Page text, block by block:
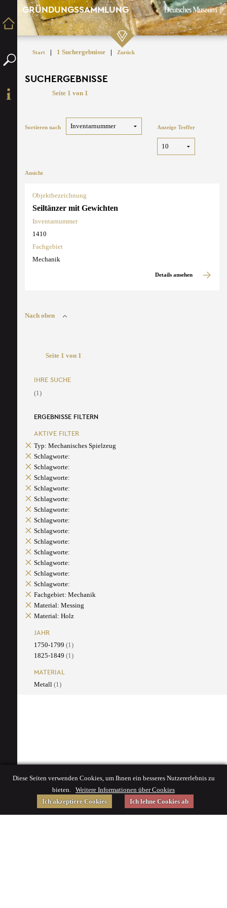
GRÜNDUNGSSAMMLUNG
Start | 1 Suchergebnisse | Zurück
SUCHERGEBNISSE
Seite 1 von 1
Sortieren nach Anzeige Treffer
Ansicht
Objektbezeichnung
Seiltänzer mit Gewichten
Inventarnummer
1410
Fachgebiet
Mechanik
Details ansehen
Nach oben
Seite 1 von 1
IHRE SUCHE
(1)
ERGEBNISSE FILTERN
AKTIVE FILTER
Typ: Mechanisches Spielzeug
Schlagworte:
Schlagworte:
Schlagworte:
Schlagworte:
Schlagworte:
Schlagworte:
Schlagworte:
Schlagworte:
Schlagworte:
Schlagworte:
Schlagworte:
Schlagworte:
Schlagworte:
Fachgebiet: Mechanik
Material: Messing
Material: Holz
JAHR
1750-1799 (1)
1825-1849 (1)
MATERIAL
Metall (1)
Diese Seiten verwenden Cookies, um Ihnen ein besseres Nutzererlebnis zu
bieten. Weitere Informationen über Cookies
Ich akzeptiere Cookies
Ich lehne Cookies ab